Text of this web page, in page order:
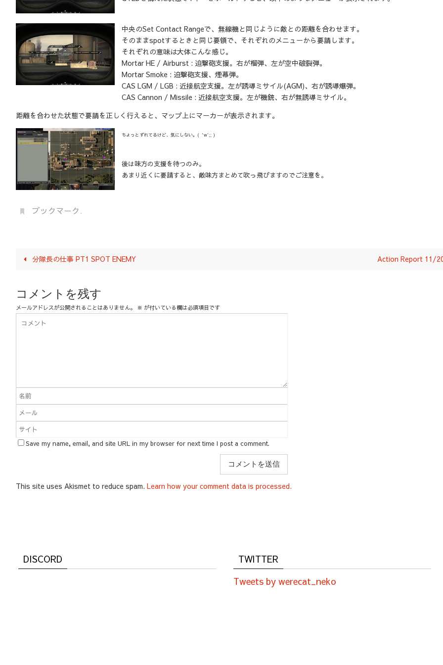
中央のSet Contact Rangeで、無線機と同じように敵との距離を合わせます。
そのままspotするときと同じ要領で、それぞれのメニューから要請します。
それぞれの意味は大体こんな感じ。
Mortar HE / Airburst : 迫撃砲支援。右が榴弾、左が空中破裂弾。
Mortar Smoke : 迫撃砲支援、煙幕弾。
CAS LGM / LGB : 近接航空支援。左が誘導ミサイル(AGM)、右が誘導爆弾。
CAS Cannon / Missile : 近接航空支援。左が機銃、右が無誘導ミサイル。
距離を合わせた状態で要請を正しく行えると、マップ上にマーカーが表示されます。
ちょっとずれてるけど、気にしない。(‘w`;; )
後は味方の支援を待つのみ。
あまり近くに要請すると、敵味方まとめて吹っ飛びますのでご注意を。
ブックマーク.
分隊長の仕事 PT1 SPOT ENEMY Action Report 11/
コメントを残す
メールアドレスが公開されることはありません。 ※ が付いている欄は必須項目です
Save my name, email, and site URL in my browser for next time I post a comment.
This site uses Akismet to reduce spam. Learn how your comment data is processed.
DISCORD
TWITTER
Tweets by werecat_neko